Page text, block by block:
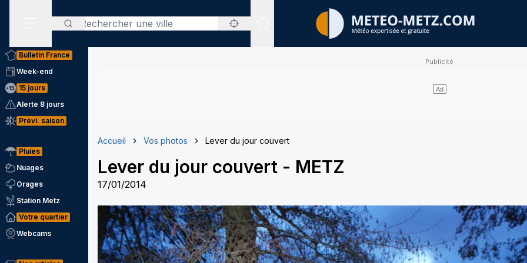
Rechercher
Sites expertisés
Bulletin France
Week-end
15 jours
Alerte 8 jours
Prévi. saison
Pluies
Nuages
Orages
Station Metz
Votre quartier
Webcams
Accueil Vos photos Lever du jour couvert
Lever du jour couvert - METZ
17/01/2014